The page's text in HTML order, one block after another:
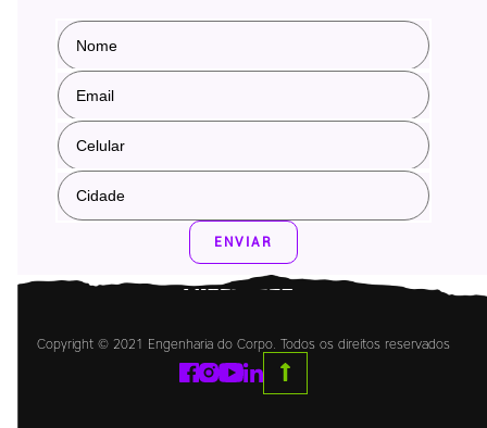
ENVIAR
Copyright © 2021 Engenharia do Corpo. Todos os direitos reservados